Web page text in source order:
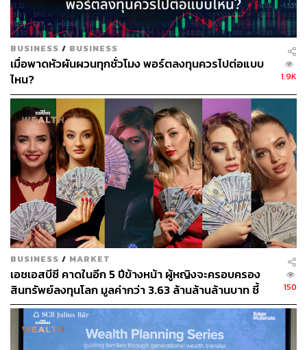
BUSINESS / BUSINESS
เมื่อพาดหัวผันผวนทุกชั่วโมง พอร์ตลงทุนควรไปต่อแบบ
ไหน?
1.9K
BUSINESS / MARKET
เอชเอสบีซี คาดในอีก 5 ปีข้างหน้า ผู้หญิงจะครอบครอง
สินทรัพย์ลงทุนโลก มูลค่ากว่า 3.63 ล้านล้านล้านบาท ชี้
ธุรกิจไพรเวท แบงก์อาจพลาดโอกาส หากไม่ปรับตัว
150